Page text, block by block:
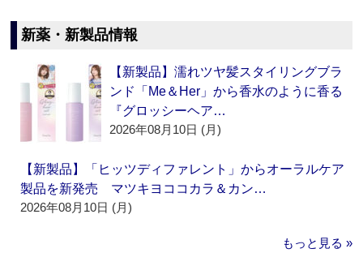
新薬・新製品情報
【新製品】濡れツヤ髪スタイリングブラ
ンド「Me＆Her」から香水のように香る
『グロッシーヘア…
2026年08月10日 (月)
【新製品】「ヒッツディファレント」からオーラルケア
製品を新発売 マツキヨココカラ＆カン…
2026年08月10日 (月)
もっと見る »